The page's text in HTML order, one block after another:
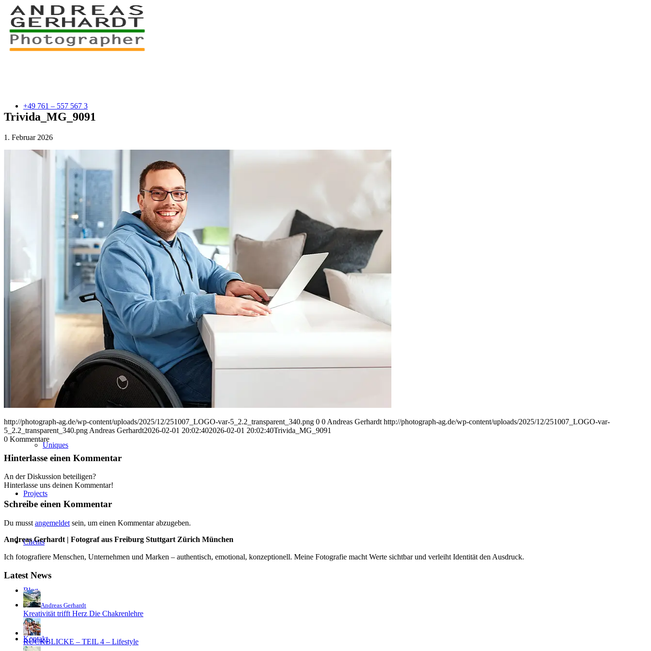
+49 761 – 557 567 3
myStory
Lifestyle
Sports
Uniques
Projects
Clients
Blog
Kontakt
Trivida_MG_9091
1. Februar 2026
http://photograph-ag.de/wp-content/uploads/2025/12/251007_LOGO-var-5_2.2_transparent_340.png 0 0 Andreas Gerhardt http://photograph-ag.de/wp-content/uploads/2025/12/251007_LOGO-var-
5_2.2_transparent_340.png Andreas Gerhardt2026-02-01 20:02:402026-02-01 20:02:40Trivida_MG_9091
0 Kommentare
Hinterlasse einen Kommentar
An der Diskussion beteiligen?
Hinterlasse uns deinen Kommentar!
Schreibe einen Kommentar
Du musst angemeldet sein, um einen Kommentar abzugeben.
Andreas Gerhardt | Fotograf aus Freiburg Stuttgart Zürich München
Ich fotografiere Menschen, Unternehmen und Marken – authentisch, emotional, konzeptionell. Meine Fotografie macht Werte sichtbar und verleiht Identität den Ausdruck.
Latest News
Andreas Gerhardt
Kreativität trifft Herz Die Chakrenlehre
RÜCKBLICKE – TEIL 4 – Lifestyle